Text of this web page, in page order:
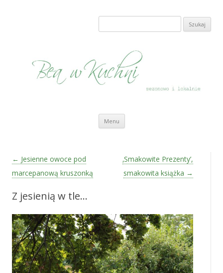
Szukaj:
Menu Przeskocz do treści
Zobacz wpisy
← Jesienne owoce pod
marcepanową kruszonką
‚Smakowite Prezenty’,
smakowita książka →
Z jesienią w tle…